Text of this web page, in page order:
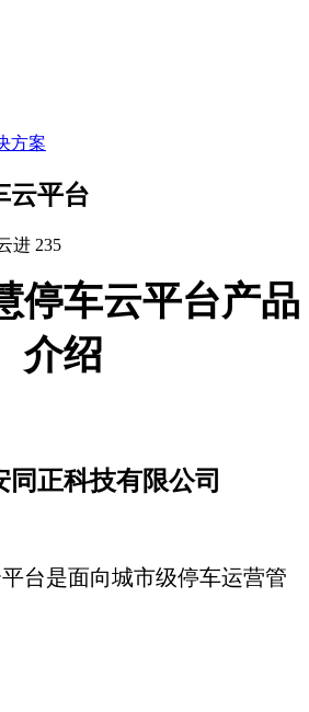
方案
云平台
进 235
停车云平台产品
介绍
同正科技有限公司
台是面向城市级停车运营管